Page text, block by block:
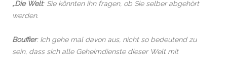
„Die Welt: Sie könnten ihn fragen, ob Sie selber abgehört
werden.
Bouffier: Ich gehe mal davon aus, nicht so bedeutend zu
sein, dass sich alle Geheimdienste dieser Welt mit